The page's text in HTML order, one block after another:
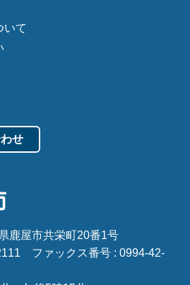
いて
せ
鹿屋市共栄町20番1号
ファックス番号 : 0994-42-